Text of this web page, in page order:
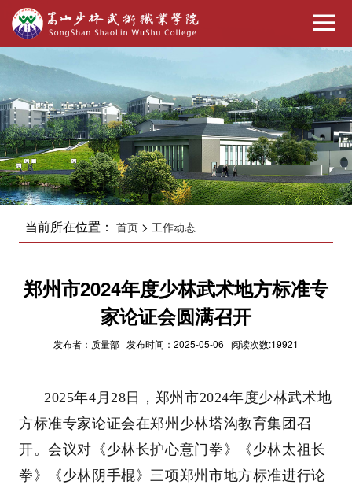
当前所在位置： 首页> 工作动态
郑州市2024年度少林武术地方标准专
家论证会圆满召开
发布者：质量部 发布时间：2025-05-06 阅读次数:19921
2025年4月28日，郑州市2024年度少林武术地
方标准专家论证会在郑州少林塔沟教育集团召
开。会议对《少林长护心意门拳》《少林太祖长
拳》《少林阴手棍》三项郑州市地方标准进行论